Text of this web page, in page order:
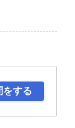
をする